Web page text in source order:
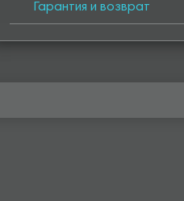
Гарантия и возврат